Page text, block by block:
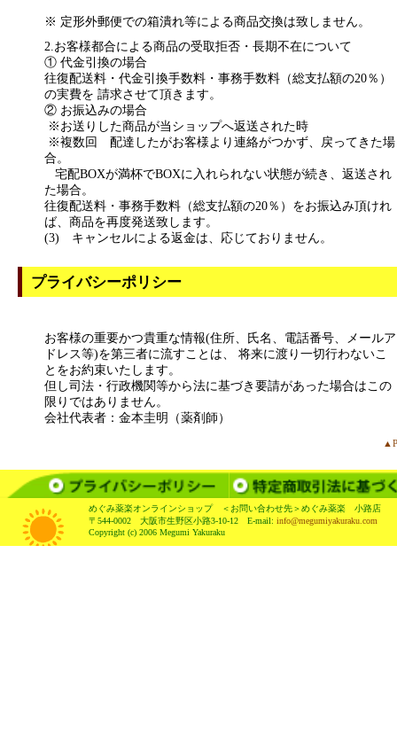
※ 定形外郵便での箱潰れ等による商品交換は致しません。
2.お客様都合による商品の受取拒否・長期不在について
① 代金引換の場合
往復配送料・代金引換手数料・事務手数料（総支払額の20％）
の実費を 請求させて頂きます。
② お振込みの場合
※お送りした商品が当ショップへ返送された時
※複数回 配達したがお客様より連絡がつかず、戻ってきた場
合。
宅配BOXが満杯でBOXに入れられない状態が続き、返送され
た場合。
往復配送料・事務手数料（総支払額の20％）をお振込み頂けれ
ば、商品を再度発送致します。
(3) キャンセルによる返金は、応じておりません。
プライバシーポリシー
お客様の重要かつ貴重な情報(住所、氏名、電話番号、メールア
ドレス等)を第三者に流すことは、 将来に渡り一切行わないこ
とをお約束いたします。
但し司法・行政機関等から法に基づき要請があった場合はこの
限りではありません。
会社代表者：金本圭明（薬剤師）
めぐみ薬楽オンラインショップ ＜お問い合わせ先＞めぐみ薬楽 小路店
〒544-0002 大阪市生野区小路3-10-12 E-mail: info@megumiyakuraku.com
Copyright (c) 2006 Megumi Yakuraku